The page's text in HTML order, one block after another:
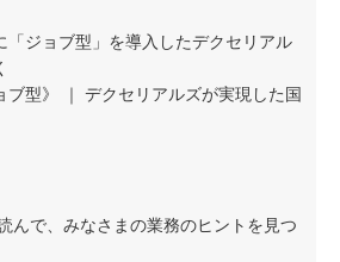
ジョブ型」を導入したデクセリアル
ブ型》 ｜ デクセリアルズが実現した国
んで、みなさまの業務のヒントを見つ